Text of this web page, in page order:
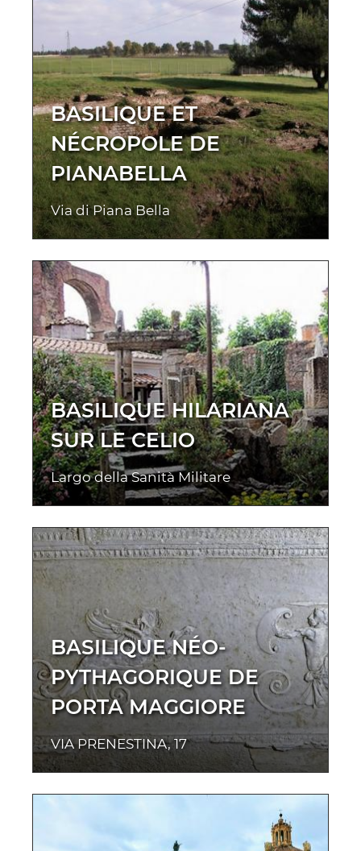
BASILIQUE ET
NÉCROPOLE DE
PIANABELLA
Via di Piana Bella
BASILIQUE HILARIANA
SUR LE CELIO
Largo della Sanità Militare
BASILIQUE NÉO-
PYTHAGORIQUE DE
PORTA MAGGIORE
VIA PRENESTINA, 17